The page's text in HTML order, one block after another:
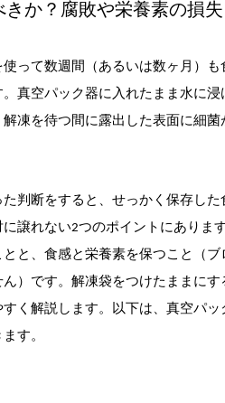
か？腐敗や栄養素の損
使って数週間（あるいは数ヶ月）
真空パック器に入れたまま水に
凍を待つ間に露出した表面に細
判断をすると、せっかく保存し
譲れない2つのポイントにありま
と、食感と栄養素を保つこと（
）です。解凍袋をつけたままに
く解説します。以下は、真空パ
す。